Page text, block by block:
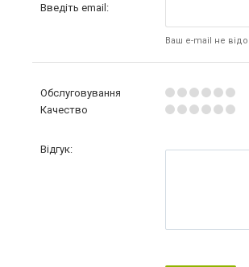
Введіть email:
Ваш e-mail не
Обслуговування
Качество
Відгук: